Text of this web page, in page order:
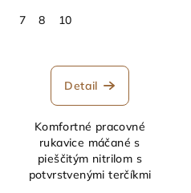
7
8 10
Detail
Komfortné pracovné
rukavice máčané s
pieščitým nitrilom s
potvrstvenými terčíkmi